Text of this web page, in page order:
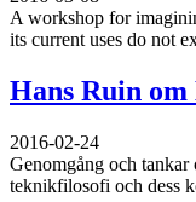
A workshop for
its current uses do not
Hans Ruin
2016-02-24
Genomgång och
teknikfilosofi och dess